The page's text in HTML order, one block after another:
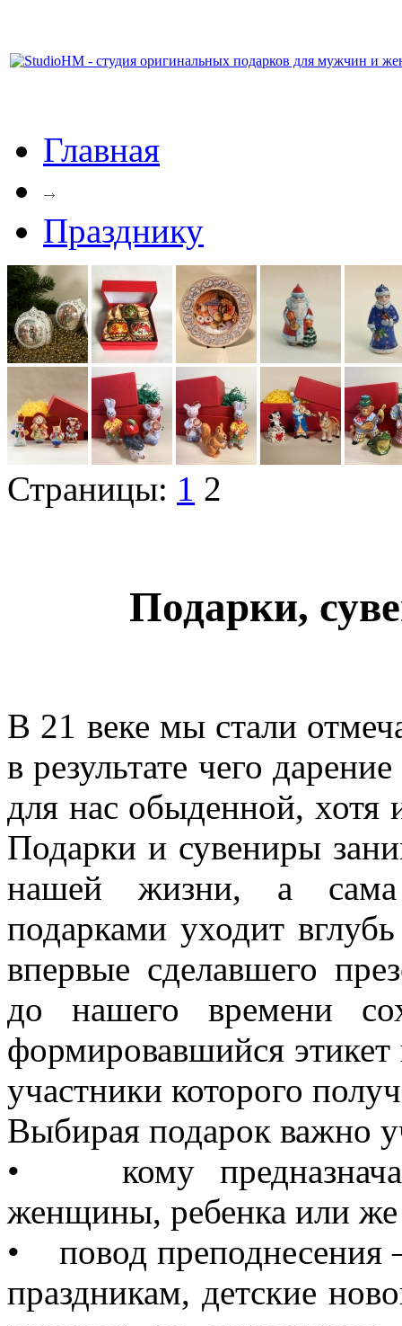
Главная
Празднику
Страницы: 1 2
Подарки,
В 21 веке мы стали
в результате чего
для нас обыденной, хотя
Подарки и сувениры
нашей жизни, а сама
подарками уходит
впервые сделавшего
до нашего времени
формировавшийся этикет
участники которого
Выбирая подарок важно
• кому
женщины, ребенка или
• повод преподнесения
праздникам, детские